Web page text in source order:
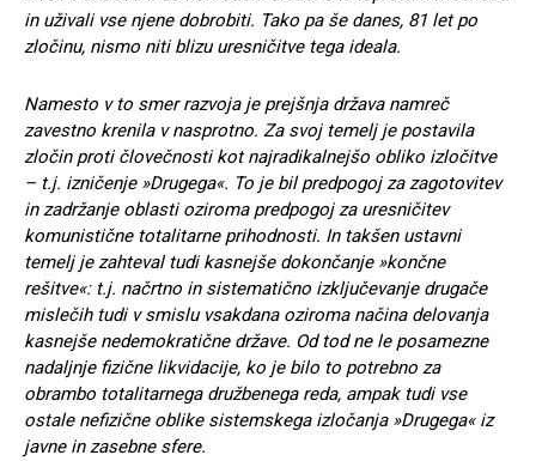
in uživali vse njene dobrobiti. Tako pa še danes, 81 let po
zločinu, nismo niti blizu uresničitve tega ideala.
Namesto v to smer razvoja je prejšnja država namreč
zavestno krenila v nasprotno. Za svoj temelj je postavila
zločin proti človečnosti kot najradikalnejšo obliko izločitve
– t.j. izničenje »Drugega«. To je bil predpogoj za zagotovitev
in zadržanje oblasti oziroma predpogoj za uresničitev
komunistične totalitarne prihodnosti. In takšen ustavni
temelj je zahteval tudi kasnejše dokončanje »končne
rešitve«: t.j. načrtno in sistematično izključevanje drugače
mislečih tudi v smislu vsakdana oziroma načina delovanja
kasnejše nedemokratične države. Od tod ne le posamezne
nadaljnje fizične likvidacije, ko je bilo to potrebno za
obrambo totalitarnega družbenega reda, ampak tudi vse
ostale nefizične oblike sistemskega izločanja »Drugega« iz
javne in zasebne sfere.